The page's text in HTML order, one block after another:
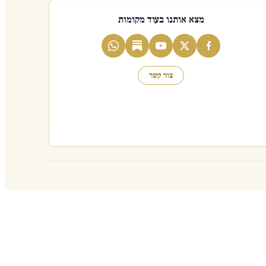
מצא אותנו בעוד מקומות
צור קשר